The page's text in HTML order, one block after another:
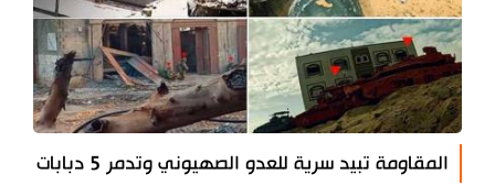
المقاومة تبيد سرية للعدو الصهيوني وتدمر 5 دبابات